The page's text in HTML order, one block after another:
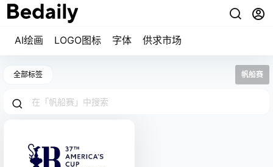
AI绘画 LOGO图标 字体 供求市场
全部标签 帆船赛